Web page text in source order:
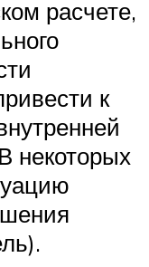
расчете,
к
некоторых